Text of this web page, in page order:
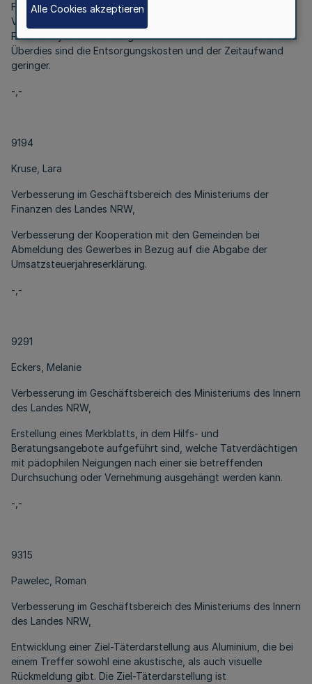
Flusssäure (anstatt 70-prozentiger Flusssäure) ist das
Verfahren zur Aufbereitung von Sedimentproben zur
Pollenanalyse deutlich ungefährlicher und umweltschonender.
Überdies sind die Entsorgungskosten und der Zeitaufwand
geringer.
-,-
9194
Kruse, Lara
Verbesserung im Geschäftsbereich des Ministeriums der
Finanzen des Landes NRW,
Verbesserung der Kooperation mit den Gemeinden bei
Abmeldung des Gewerbes in Bezug auf die Abgabe der
Umsatzsteuerjahreserklärung.
-,-
9291
Eckers, Melanie
Verbesserung im Geschäftsbereich des Ministeriums des Innern
des Landes NRW,
Erstellung eines Merkblatts, in dem Hilfs- und
Beratungsangebote aufgeführt sind, welche Tatverdächtigen
mit pädophilen Neigungen nach einer sie betreffenden
Durchsuchung oder Vernehmung ausgehängt werden kann.
-,-
9315
Pawelec, Roman
Verbesserung im Geschäftsbereich des Ministeriums des Innern
des Landes NRW,
Entwicklung einer Ziel-Täterdarstellung aus Aluminium, die bei
einem Treffer sowohl eine akustische, als auch visuelle
Rückmeldung gibt. Die Ziel-Täterdarstellung ist
Alle Cookies akzeptieren